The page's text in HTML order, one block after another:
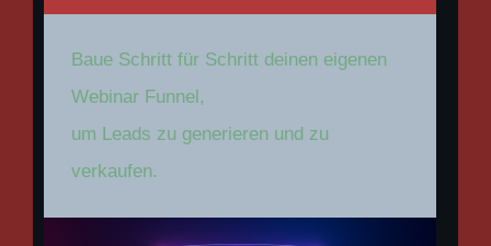
Baue Schritt für Schritt deinen eigenen
Webinar Funnel,
um Leads zu generieren und zu
verkaufen.